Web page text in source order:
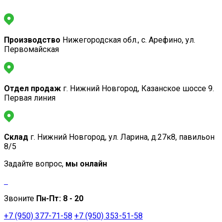
Производство Нижегородская обл., с. Арефино, ул.
Первомайская
Отдел продаж г. Нижний Новгород, Казанское шоссе 9.
Первая линия
Склад г. Нижний Новгород, ул. Ларина, д.27к8, павильон
8/5
Задайте вопрос, мы онлайн
Звоните Пн-Пт: 8 - 20
+7 (950) 377-71-58 +7 (950) 353-51-58